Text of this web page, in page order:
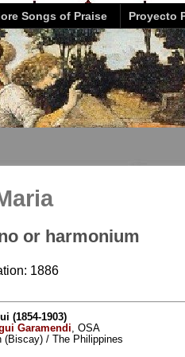
Songs of Praise Proyecto
or harmonium
1886
(1854-1903)
Garamendi, OSA
/ The Philippines